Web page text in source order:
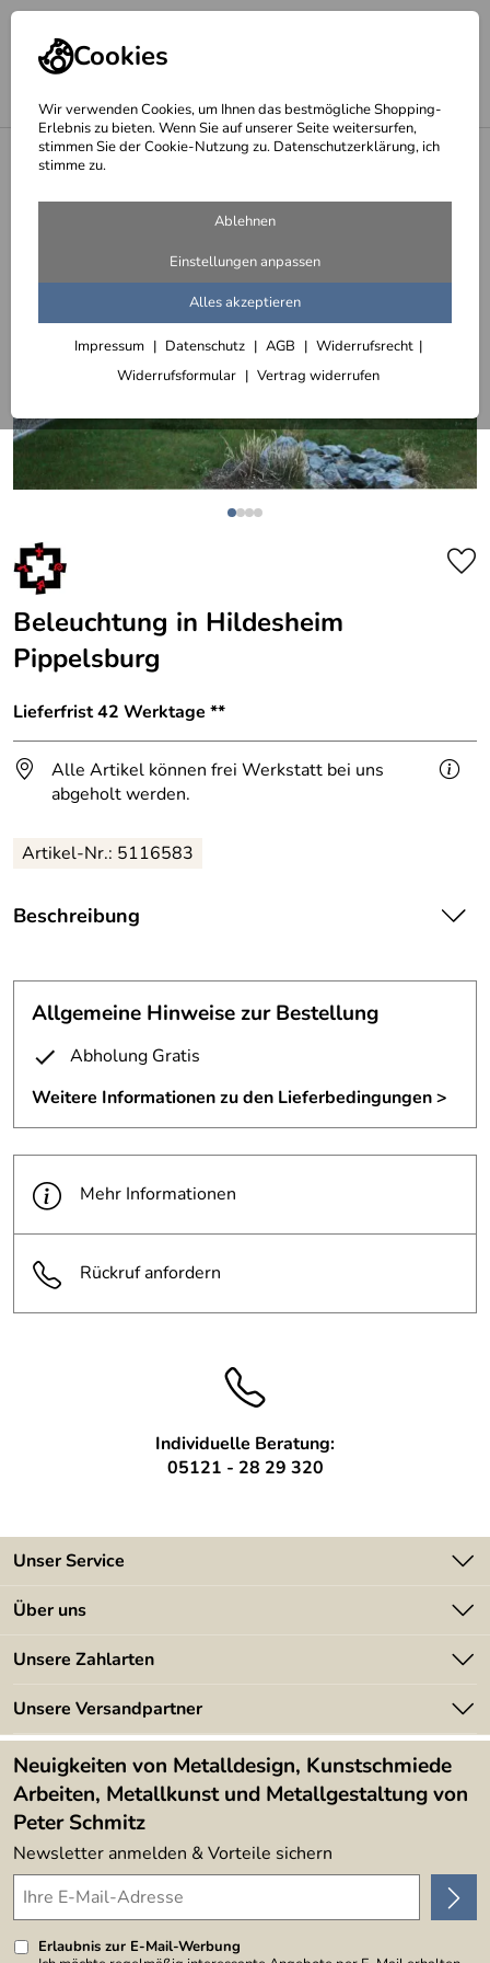
Cookies
Wir verwenden Cookies, um Ihnen das bestmögliche Shopping-
Erlebnis zu bieten. Wenn Sie auf unserer Seite weitersurfen,
stimmen Sie der Cookie-Nutzung zu. Datenschutzerklärung, ich
stimme zu.
Ablehnen
Einstellungen anpassen
Alles akzeptieren
Impressum Datenschutz AGB
Widerrufsrecht
Widerrufsformular
Vertrag widerrufen
Gartenbeleuchtung
Beleuchtung in Hildesheim
Pippelsburg
Lieferfrist 42 Werktage **
Alle Artikel können frei Werkstatt bei uns
abgeholt werden.
Artikel-Nr.: 5116583
Beschreibung
Bauherr: Gemeinnützige Wohnungsbaugesellschaft Gbg,
Hildesheim
Allgemeine Hinweise zur Bestellung
Abholung Gratis
Weitere Informationen zu den Lieferbedingungen >
Mehr Informationen
Rückruf anfordern
Individuelle Beratung:
05121 - 28 29 320
Unser Service
Kontakt
Kundeninformationen
Newsletter
Lieferbedingungen
Über uns
Angebote
Kundenbewertungen (394)
4,9/5
Unsere Zahlarten
Unsere Versandpartner
Neuigkeiten von Metalldesign, Kunstschmiede
Arbeiten, Metallkunst und Metallgestaltung von
Peter Schmitz
Newsletter anmelden & Vorteile sichern
Erlaubnis zur E-Mail-Werbung